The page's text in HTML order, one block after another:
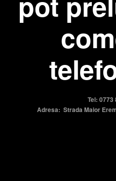
Tel: 0773
Adresa: Strada Maior